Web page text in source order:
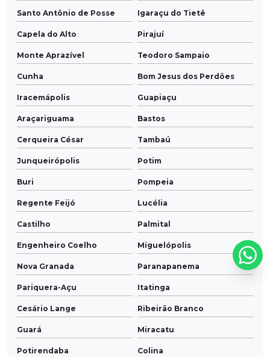
Santo Antônio de Posse Igaraçu do Tietê
Capela do Alto Pirajuí
Monte Aprazível Teodoro Sampaio
Cunha Bom Jesus dos Perdões
Iracemápolis Guapiaçu
Araçariguama Bastos
Cerqueira César Tambaú
Junqueirópolis Potim
Buri Pompeia
Regente Feijó Lucélia
Castilho Palmital
Engenheiro Coelho Miguelópolis
Nova Granada Paranapanema
Pariquera-Açu Itatinga
Cesário Lange Ribeirão Branco
Guará Miracatu
Potirendaba Colina